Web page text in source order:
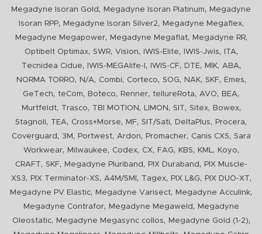
Megadyne Isoran Gold , Megadyne Isoran Platinum,
Megadyne
Isoran RPP, Megadyne Isoran Silver2, Megadyne Megaflex,
Megadyne Megapower, Megadyne Megaflat, Megadyne RR,
Optibelt Optimax, SWR, Vision, IWIS-Elite, IWIS-Jwis, ITA,
Tecnidea Cidue, IWIS-MEGAlife-I , IWIS-CF, DTE, MIK, ABA,
NORMA TORRO, N/A, Combi, Corteco, SOG, NAK, SKF, Emes,
GeTech, teCom, Boteco, Renner, tellureRota, AVO, BEA,
Murtfeldt, Trasco, TBI MOTION , LIMON , SIT, Sitex, Bowex,
Stagnoli, TEA, Cross+Morse, MF, SIT/Sati, DeltaPlus, Procera,
Coverguard , 3M , Portwest, Ardon, Promacher, Canis CXS, Sara
Workwear, Milwaukee, Codex, CX, FAG, KBS, KML, Koyo,
CRAFT, SKF, Megadyne Pluriband , PIX Duraband ,
PIX Muscle-
XS3, PIX Terminator-XS, A4M/SMI , Tagex, PIX L&G, PIX DUO-XT,
Megadyne PV Elastic, Megadyne Varisect, Megadyne Acculink,
Megadyne Contrafor, Megadyne Megaweld ,
Megadyne
Oleostatic, Megadyne Megasync collos, Megadyne Gold (1-2),